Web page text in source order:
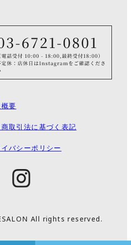
要
取引法に基づく表記
バシーポリシー
All rights reserved.